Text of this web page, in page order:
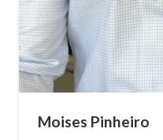
Moises Pinheiro